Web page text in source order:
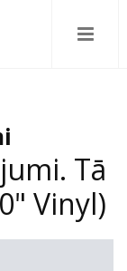
Tā
Vinyl)